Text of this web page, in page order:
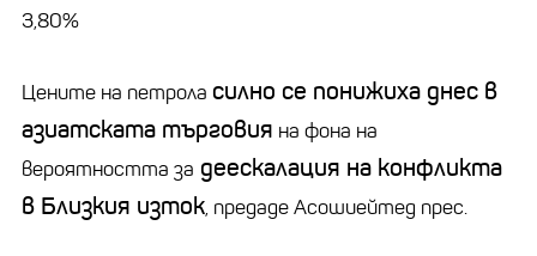
3,80%
Цените на петрола силно се понижиха днес в
азиатската търговия на фона на
вероятността за деескалация на конфликта
в Близкия изток, предаде Асошиейтед прес.